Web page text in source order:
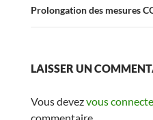
Prolongation des mesures
LAISSER UN
Vous devezvous